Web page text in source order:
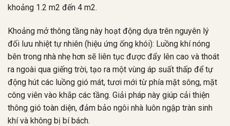
khoảng 1.2 m2 đến 4 m2.
Khoảng mở thông tầng này hoạt động dựa trên nguyên lý
đối lưu nhiệt tự nhiên (hiệu ứng ống khói): Luồng khí nóng
bên trong nhà nhẹ hơn sẽ liên tục được đẩy lên cao và thoát
ra ngoài qua giếng trời, tạo ra một vùng áp suất thấp để tự
động hút các luồng gió mát, tươi mới từ phía mặt sông, mặt
công viên vào khắp các tầng. Giải pháp này giúp cải thiện
thông gió toàn diện, đảm bảo ngôi nhà luôn ngập tràn sinh
khí và không bị bí bách.